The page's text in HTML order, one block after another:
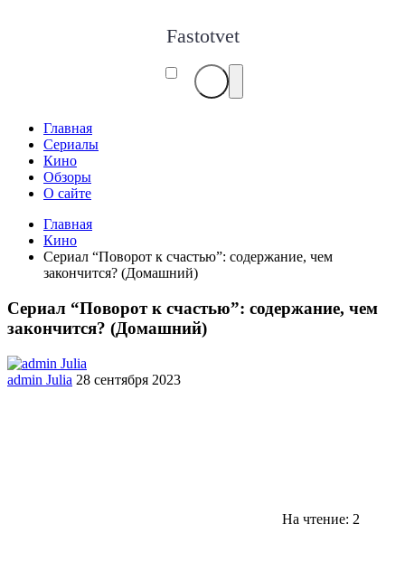
Fastotvet
Главная
Сериалы
Кино
Обзоры
О сайте
Главная
Кино
Сериал “Поворот к счастью”: содержание, чем
закончится? (Домашний)
Сериал “Поворот к счастью”: содержание, чем
закончится? (Домашний)
admin Julia 28 сентября 2023
На чтение: 2